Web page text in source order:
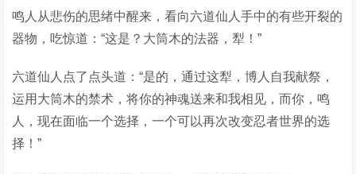
鸣人从悲伤的思绪中醒来，看向六道仙人手中的有些开裂的
器物，吃惊道：“这是？大筒木的法器，犁！”
六道仙人点了点头道：“是的，通过这犁，博人自我献祭，
运用大筒木的禁术，将你的神魂送来和我相见，而你，鸣
人，现在面临一个选择，一个可以再次改变忍者世界的选
择！”